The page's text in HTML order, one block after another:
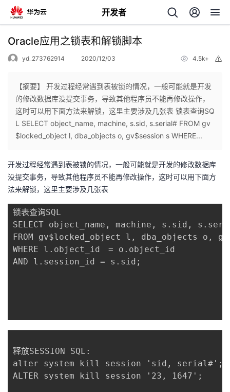
开发者
返
个
主
的
发
者
博
客
的
论
坛
我
的
圈
我
的
我
Oracle应用之锁表和解锁脚本
yd_273762914 2020/12/03 4.5k+
【摘要】 开发过程经常遇到表被锁的情况，一般可能就是开发
的修改数据库没提交事务，导致其他程序员不能再修改操作，
这时可以用下面方法来解锁，这里主要涉及几张表 锁表查询SQ
L SELECT object_name, machine, s.sid, s.serial# FROM gv
$locked_object l, dba_objects o, gv$session s WHERE...
开发过程经常遇到表被锁的情况，一般可能就是开发的修改数据库
没提交事务，导致其他程序员不能再修改操作，这时可以用下面方
法来解锁，这里主要涉及几张表
锁表查询SQL
SELECT object_name, machine, s.sid,
FROM gv$locked_object l, dba_objects o,
WHERE l.object_id　= o.object_id
AND l.session_id = s.sid;
释放SESSION SQL:
alter system kill session 'sid, serial#';
ALTER system kill session '23, 1647';